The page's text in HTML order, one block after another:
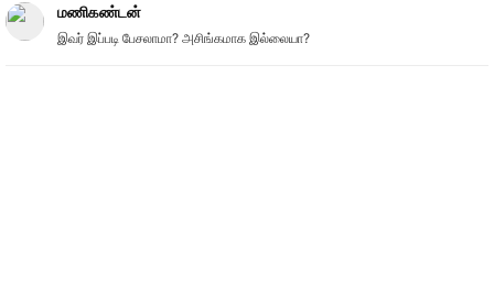
மணிகண்டன்
இவர் இப்படி பேசலாமா? அசிங்கமாக இல்லையா?